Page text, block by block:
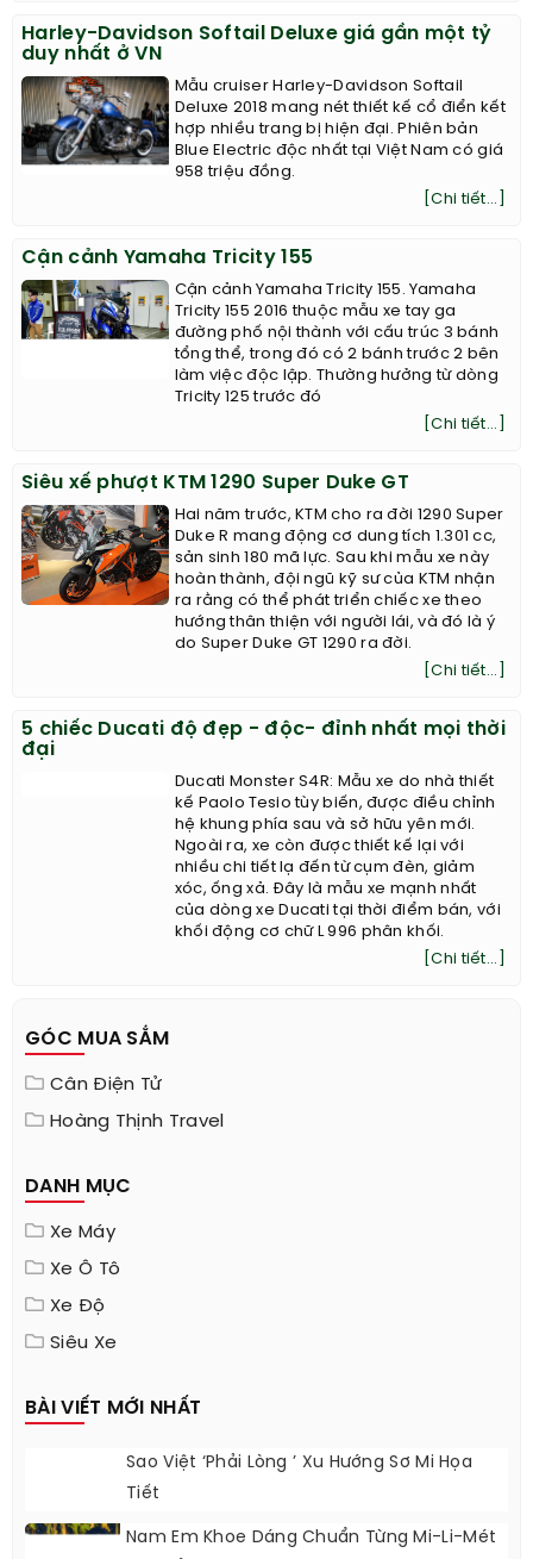
Harley-Davidson Softail Deluxe giá gần một tỷ
duy nhất ở VN
Mẫu cruiser Harley-Davidson Softail
Deluxe 2018 mang nét thiết kế cổ điển kết
hợp nhiều trang bị hiện đại. Phiên bản
Blue Electric độc nhất tại Việt Nam có giá
958 triệu đồng.
[Chi tiết...]
Cận cảnh Yamaha Tricity 155
Cận cảnh Yamaha Tricity 155. Yamaha
Tricity 155 2016 thuộc mẫu xe tay ga
đường phố nội thành với cấu trúc 3 bánh
tổng thể, trong đó có 2 bánh trước 2 bên
làm việc độc lập. Thường hưởng từ dòng
Tricity 125 trước đó
[Chi tiết...]
Siêu xế phượt KTM 1290 Super Duke GT
Hai năm trước, KTM cho ra đời 1290 Super
Duke R mang động cơ dung tích 1.301 cc,
sản sinh 180 mã lực. Sau khi mẫu xe này
hoàn thành, đội ngũ kỹ sư của KTM nhận
ra rằng có thể phát triển chiếc xe theo
hướng thân thiện với người lái, và đó là ý
do Super Duke GT 1290 ra đời.
[Chi tiết...]
5 chiếc Ducati độ đẹp - độc- đỉnh nhất mọi thời
đại
Ducati Monster S4R: Mẫu xe do nhà thiết
kế Paolo Tesio tùy biến, được điều chỉnh
hệ khung phía sau và sở hữu yên mới.
Ngoài ra, xe còn được thiết kế lại với
nhiều chi tiết lạ đến từ cụm đèn, giảm
xóc, ống xả. Đây là mẫu xe mạnh nhất
của dòng xe Ducati tại thời điểm bán, với
khối động cơ chữ L 996 phân khối.
[Chi tiết...]
GÓC MUA SẮM
Cân Điện Tử
Hoàng Thịnh Travel
DANH MỤC
Xe Máy
Xe Ô Tô
Xe Độ
Siêu Xe
BÀI VIẾT MỚI NHẤT
Sao Việt ‘phải Lòng ’ Xu Hướng Sơ Mi Họa
Tiết
Nam Em Khoe Dáng Chuẩn Từng Mi-Li-Mét